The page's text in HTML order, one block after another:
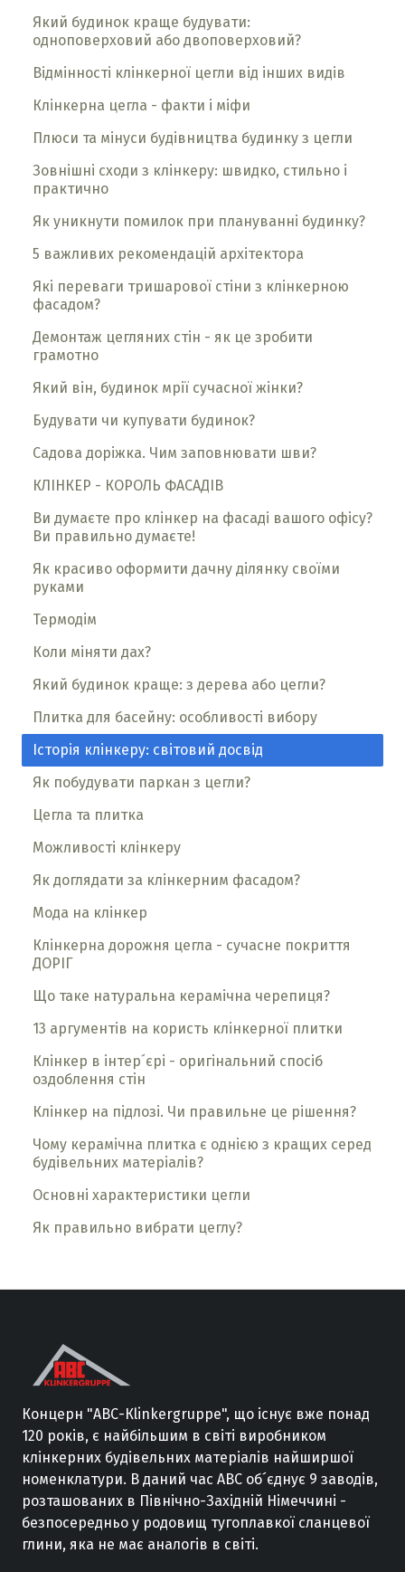
Який будинок краще будувати:
одноповерховий або двоповерховий?
Відмінності клінкерної цегли від інших видів
Клінкерна цегла - факти і міфи
Плюси та мінуси будівництва будинку з цегли
Зовнішні сходи з клінкеру: швидко, стильно і
практично
Як уникнути помилок при плануванні будинку?
5 важливих рекомендацій архітектора
Які переваги тришарової стіни з клінкерною
фасадом?
Демонтаж цегляних стін - як це зробити
грамотно
Який він, будинок мрії сучасної жінки?
Будувати чи купувати будинок?
Садова доріжка. Чим заповнювати шви?
КЛІНКЕР - КОРОЛЬ ФАСАДІВ
Ви думаєте про клінкер на фасаді вашого офісу?
Ви правильно думаєте!
Як красиво оформити дачну ділянку своїми
руками
Термодім
Коли міняти дах?
Який будинок краще: з дерева або цегли?
Плитка для басейну: особливості вибору
Історія клінкеру: світовий досвід
Як побудувати паркан з цегли?
Цегла та плитка
Можливості клінкеру
Як доглядати за клінкерним фасадом?
Мода на клінкер
Клінкерна дорожня цегла - сучасне покриття
ДОРІГ
Що таке натуральна керамічна черепиця?
13 аргументів на користь клінкерної плитки
Клінкер в інтер´єрі - оригінальний спосіб
оздоблення стін
Клінкер на підлозі. Чи правильне це рішення?
Чому керамічна плитка є однією з кращих серед
будівельних матеріалів?
Основні характеристики цегли
Як правильно вибрати цеглу?
Концерн "АВС-Кlinkergruppe", що існує вже понад
120 років, є найбільшим в світі виробником
клінкерних будівельних матеріалів найширшої
номенклатури. В даний час ABC об´єднує 9 заводів,
розташованих в Північно-Західній Німеччині -
безпосередньо у родовищ тугоплавкої сланцевої
глини, яка не має аналогів в світі.